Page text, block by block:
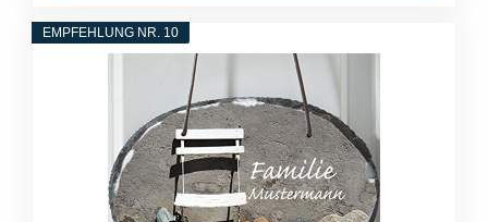
EMPFEHLUNG NR. 10